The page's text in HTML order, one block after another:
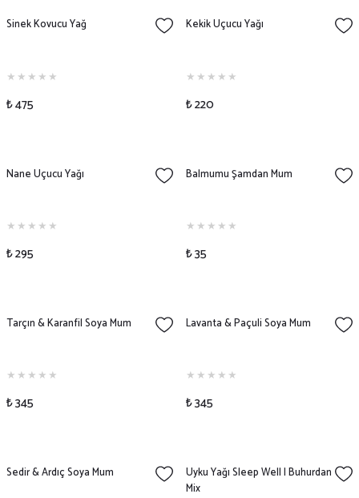
Sinek Kovucu Yağ
₺ 475
Kekik Uçucu Yağı
₺ 220
Nane Uçucu Yağı
₺ 295
Balmumu Şamdan Mum
₺ 35
Tarçın & Karanfil Soya Mum
₺ 345
Lavanta & Paçuli Soya Mum
₺ 345
Sedir & Ardıç Soya Mum
Uyku Yağı Sleep Well | Buhurdan
Mix